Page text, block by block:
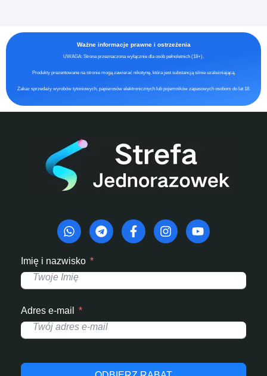
Ważne informacje prawne i ostrzeżenia
UWAGA: Strona przeznaczona wyłącznie dla osób pełnoletnich (18+).
Produkty prezentowane na stronie mogą zawierać nikotynę, która jest substancją silnie uzależniającą.
Zakaz sprzedaży wyrobów tytoniowych, papierosów elektronicznych lub pojemników zapasowych osobom do lat 18.
Imię i nazwisko
Adres e-mail